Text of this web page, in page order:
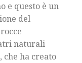
e questo è un
del
naturali
ha creato